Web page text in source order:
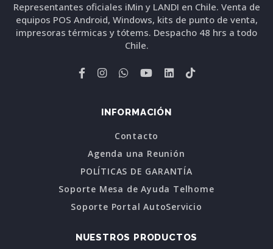
Representantes oficiales iMin y LANDI en Chile. Venta de
equipos POS Android, Windows, kits de punto de venta,
impresoras térmicas y tótems. Despacho 48 hrs a todo
Chile.
INFORMACIÓN
Contacto
Agenda una Reunión
POLÍTICAS DE GARANTÍA
Soporte Mesa de Ayuda Telhome
Soporte Portal AutoServicio
NUESTROS PRODUCTOS